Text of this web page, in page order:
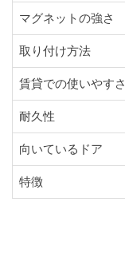
マグネットの強さ
取り付け方法
賃貸での使いやすさ
耐久性
向いているドア
特徴